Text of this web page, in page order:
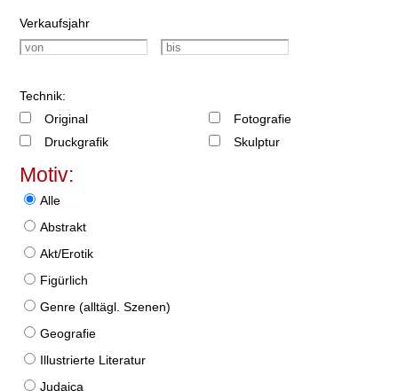
Verkaufsjahr
Technik:
Original
Druckgrafik
Fotografie
Skulptur
Motiv:
Alle
Abstrakt
Akt/Erotik
Figürlich
Genre (alltägl. Szenen)
Geografie
Illustrierte Literatur
Judaica